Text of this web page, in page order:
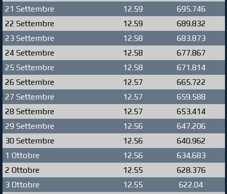
21 Settembre
12.59
695.746
22 Settembre
12.59
689.832
23 Settembre
12.58
683.873
24 Settembre
12.58
677.867
25 Settembre
12.58
671.814
26 Settembre
12.57
665.722
27 Settembre
12.57
659.588
28 Settembre
12.57
653.414
29 Settembre
12.56
647.206
30 Settembre
12.56
640.962
1 Ottobre
12.56
634.683
2 Ottobre
12.55
628.376
3 Ottobre
12.55
622.04